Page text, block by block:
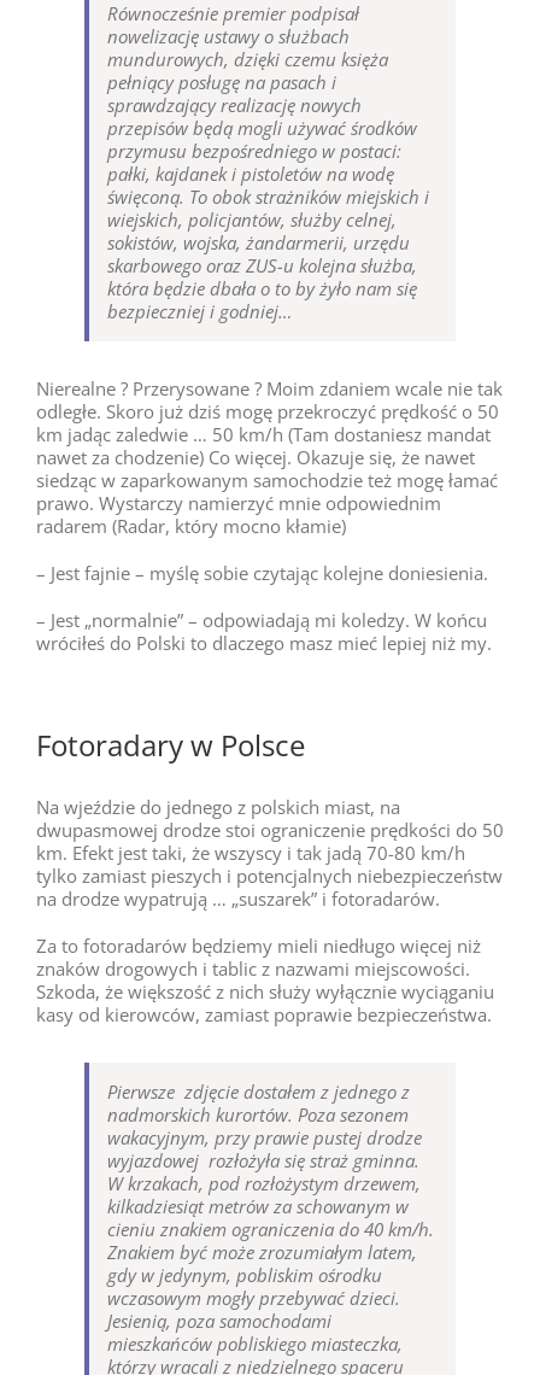
Równocześnie premier podpisał
nowelizację ustawy o służbach
mundurowych, dzięki czemu księża
pełniący posługę na pasach i
sprawdzający realizację nowych
przepisów będą mogli używać środków
przymusu bezpośredniego w postaci:
pałki, kajdanek i pistoletów na wodę
święconą. To obok strażników miejskich i
wiejskich, policjantów, służby celnej,
sokistów, wojska, żandarmerii, urzędu
skarbowego oraz ZUS-u kolejna służba,
która będzie dbała o to by żyło nam się
bezpieczniej i godniej…
Nierealne ? Przerysowane ? Moim zdaniem wcale nie tak
odległe. Skoro już dziś mogę przekroczyć prędkość o 50
km jadąc zaledwie … 50 km/h (Tam dostaniesz mandat
nawet za chodzenie) Co więcej. Okazuje się, że nawet
siedząc w zaparkowanym samochodzie też mogę łamać
prawo. Wystarczy namierzyć mnie odpowiednim
radarem (Radar, który mocno kłamie)
– Jest fajnie – myślę sobie czytając kolejne doniesienia.
– Jest „normalnie” – odpowiadają mi koledzy. W końcu
wróciłeś do Polski to dlaczego masz mieć lepiej niż my.
Fotoradary w Polsce
Na wjeździe do jednego z polskich miast, na
dwupasmowej drodze stoi ograniczenie prędkości do 50
km. Efekt jest taki, że wszyscy i tak jadą 70-80 km/h
tylko zamiast pieszych i potencjalnych niebezpieczeństw
na drodze wypatrują … „suszarek” i fotoradarów.
Za to fotoradarów będziemy mieli niedługo więcej niż
znaków drogowych i tablic z nazwami miejscowości.
Szkoda, że większość z nich służy wyłącznie wyciąganiu
kasy od kierowców, zamiast poprawie bezpieczeństwa.
Pierwsze zdjęcie dostałem z jednego z
nadmorskich kurortów. Poza sezonem
wakacyjnym, przy prawie pustej drodze
wyjazdowej rozłożyła się straż gminna.
W krzakach, pod rozłożystym drzewem,
kilkadziesiąt metrów za schowanym w
cieniu znakiem ograniczenia do 40 km/h.
Znakiem być może zrozumiałym latem,
gdy w jedynym, pobliskim ośrodku
wczasowym mogły przebywać dzieci.
Jesienią, poza samochodami
mieszkańców pobliskiego miasteczka,
którzy wracali z niedzielnego spaceru